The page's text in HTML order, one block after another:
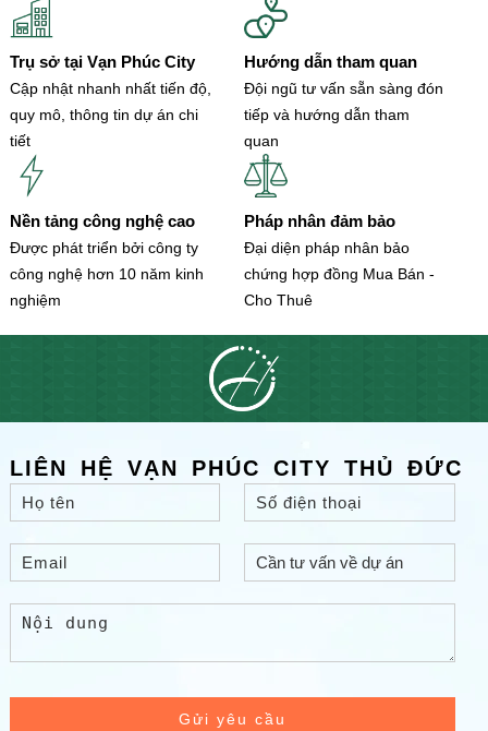
Trụ sở tại Vạn Phúc City
Cập nhật nhanh nhất tiến độ,
quy mô, thông tin dự án chi
tiết
Hướng dẫn tham quan
Đội ngũ tư vấn sẵn sàng đón
tiếp và hướng dẫn tham
quan
Nền tảng công nghệ cao
Được phát triển bởi công ty
công nghệ hơn 10 năm kinh
nghiệm
Pháp nhân đảm bảo
Đại diện pháp nhân bảo
chứng hợp đồng Mua Bán -
Cho Thuê
LIÊN HỆ VẠN PHÚC CITY THỦ ĐỨC
Gửi yêu cầu